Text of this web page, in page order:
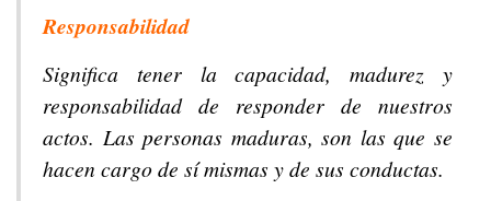
Responsabilidad
Significa tener la capacidad, madurez y
responsabilidad de responder de nuestros
actos. Las personas maduras, son las que se
hacen cargo de sí mismas y de sus conductas.